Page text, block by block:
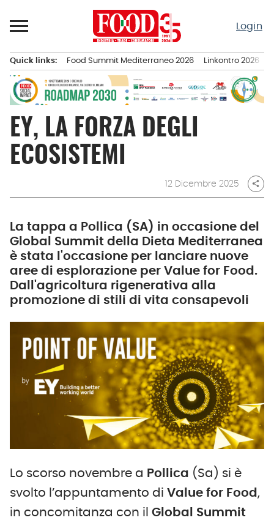
al
Login
principale
Quick links: Food Summit Mediterraneo 2026 Linkontro 2026
EY, LA FORZA DEGLI
ECOSISTEMI
12 Dicembre 2025 share
La tappa a Pollica (SA) in occasione del
Global Summit della Dieta Mediterranea
è stata l'occasione per lanciare nuove
aree di esplorazione per Value for Food.
Dall'agricoltura rigenerativa alla
promozione di stili di vita consapevoli
Lo scorso novembre a Pollica (Sa) si è
svolto l’appuntamento di Value for Food ,
in concomitanza con il Global Summit